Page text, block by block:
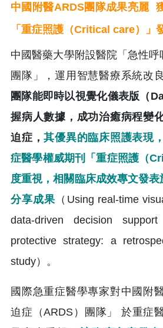
中國附醫ARDS團隊成果亮麗
「重症照護（Critical care）」
中國醫藥大學附設醫院「急性呼
團隊」，運用智慧醫療系統改
團隊能即時以視覺化儀表版（
握病人數據，成功治癒病程變
迫症，其優異的臨床照護表現
症醫學權威期刊「重症照護（
度重視，相關臨床成效專文發表
分享成果 （Using real‑time
data‑driven decision
protective strategy: a
study）。
國際急重症醫學專家對中國附
迫症（ARDS）團隊」 於重症